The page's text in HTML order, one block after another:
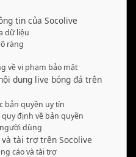
tin của Socolive
dữ liệu
ràng
về vi phạm bảo mật
dung live bóng đá trên
bản quyền uy tín
định về bản quyền
dùng
tài trợ trên Socolive
cáo và tài trợ